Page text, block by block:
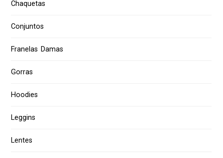
Chaquetas
Conjuntos
Franelas Damas
Gorras
Hoodies
Leggins
Lentes